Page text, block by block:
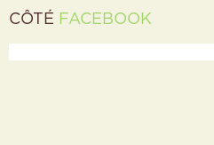
CÔTÉ FACEBOOK